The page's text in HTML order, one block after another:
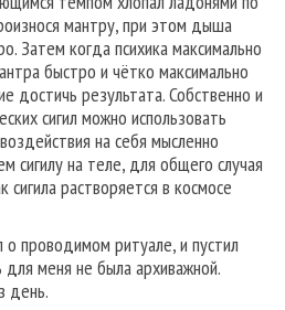
мантру, при этом дыша
Затем когда психика максимально
быстро и чётко максимально
достичь результата. Собственно и
сигил можно использовать
на себя мысленно
сигилу на теле, для общего случая
сигила растворяется в космосе
проводимом ритуале, и пустил
для меня не была архиважной.
день.